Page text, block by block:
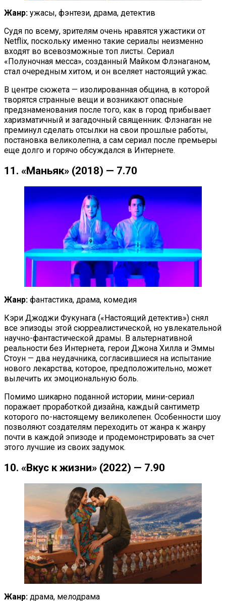
Жанр: ужасы, фэнтези, драма, детектив
Судя по всему, зрителям очень нравятся ужастики от
Netflix, поскольку именно такие сериалы неизменно
входят во всевозможные топ листы. Сериал
«Полуночная месса», созданный Майком Флэнаганом,
стал очередным хитом, и он вселяет настоящий ужас.
В центре сюжета — изолированная община, в которой
творятся странные вещи и возникают опасные
предзнаменования после того, как в город прибывает
харизматичный и загадочный священник. Флэнаган не
преминул сделать отсылки на свои прошлые работы,
постановка великолепна, а сам сериал после премьеры
еще долго и горячо обсуждался в Интернете.
11. «Маньяк» (2018) — 7.70
Жанр: фантастика, драма, комедия
Кэри Джоджи Фукунага («Настоящий детектив») снял
все эпизоды этой сюрреалистической, но увлекательной
научно-фантастической драмы. В альтернативной
реальности без Интернета, герои Джона Хилла и Эммы
Стоун — два неудачника, согласившиеся на испытание
нового лекарства, которое, предположительно, может
вылечить их эмоциональную боль.
Помимо шикарно поданной истории, мини-сериал
поражает проработкой дизайна, каждый сантиметр
которого по-настоящему великолепен. Особенности шоу
позволяют создателям переходить от жанра к жанру
почти в каждой эпизоде и продемонстрировать за счет
этого лучшие из своих задумок.
10. «Вкус к жизни» (2022) — 7.90
Жанр: драма, мелодрама